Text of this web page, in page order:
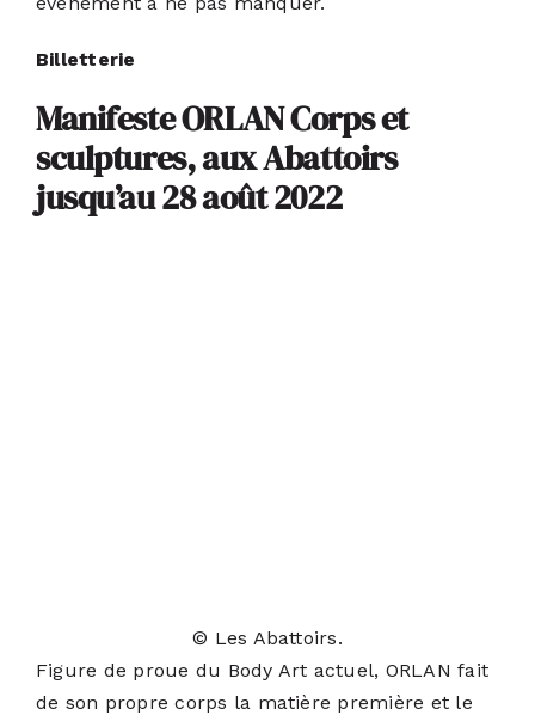
Billetterie
Manifeste ORLAN Corps et
sculptures,aux Abattoirs
jusqu’au 28 août 2022
© Les Abattoirs.
Figure de proue du Body Art actuel, ORLAN fait
de son propre corps la matière première et le